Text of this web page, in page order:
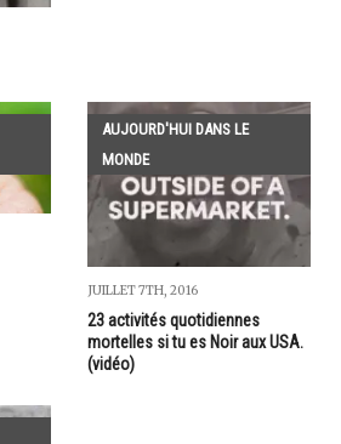
AUJOURD'HUI DANS LE
MONDE
JUILLET 7TH, 2016
23 activités quotidiennes
mortelles si tu es Noir aux USA.
(vidéo)